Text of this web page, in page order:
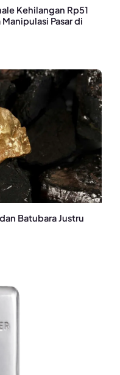
Kehilangan Rp51
Pasar di
Batubara Justru